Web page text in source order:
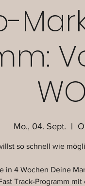
Mo., 04. Sept.
  |
so schnell wie
in 4 Wochen Deine
Track-Programm